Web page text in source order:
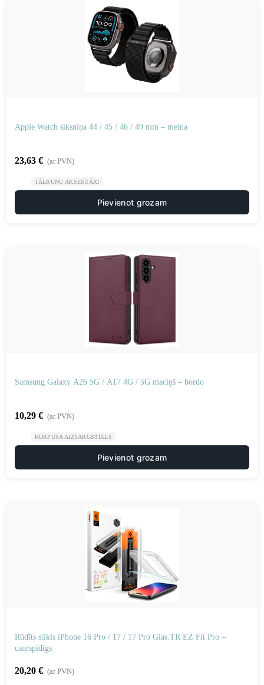
Apple Watch siksniņa 44 / 45 / 46 / 49 mm – melna
23,63 € (ar PVN)
TĀLRUŅU AKSESUĀRI
Pievienot grozam
Samsung Galaxy A26 5G / A17 4G / 5G maciņš – bordo
10,29 € (ar PVN)
KORPUSA AIZSARGSTIKLS
Pievienot grozam
Rūdīts stikls iPhone 16 Pro / 17 / 17 Pro Glas.TR EZ Fit Pro –
caurspīdīgs
20,20 € (ar PVN)